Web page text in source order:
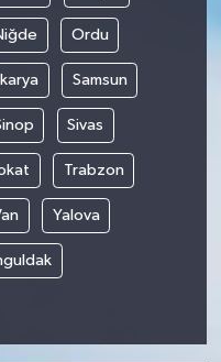
Ordu
Samsun
Sivas
Trabzon
Yalova